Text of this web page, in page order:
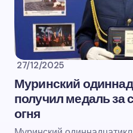
27/12/2025
Муринский
получил медаль за
огня